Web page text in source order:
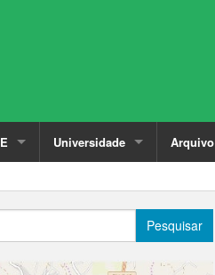
Universidade
Calendário e Horários
Arquivo
Até 2016
Pesquisar